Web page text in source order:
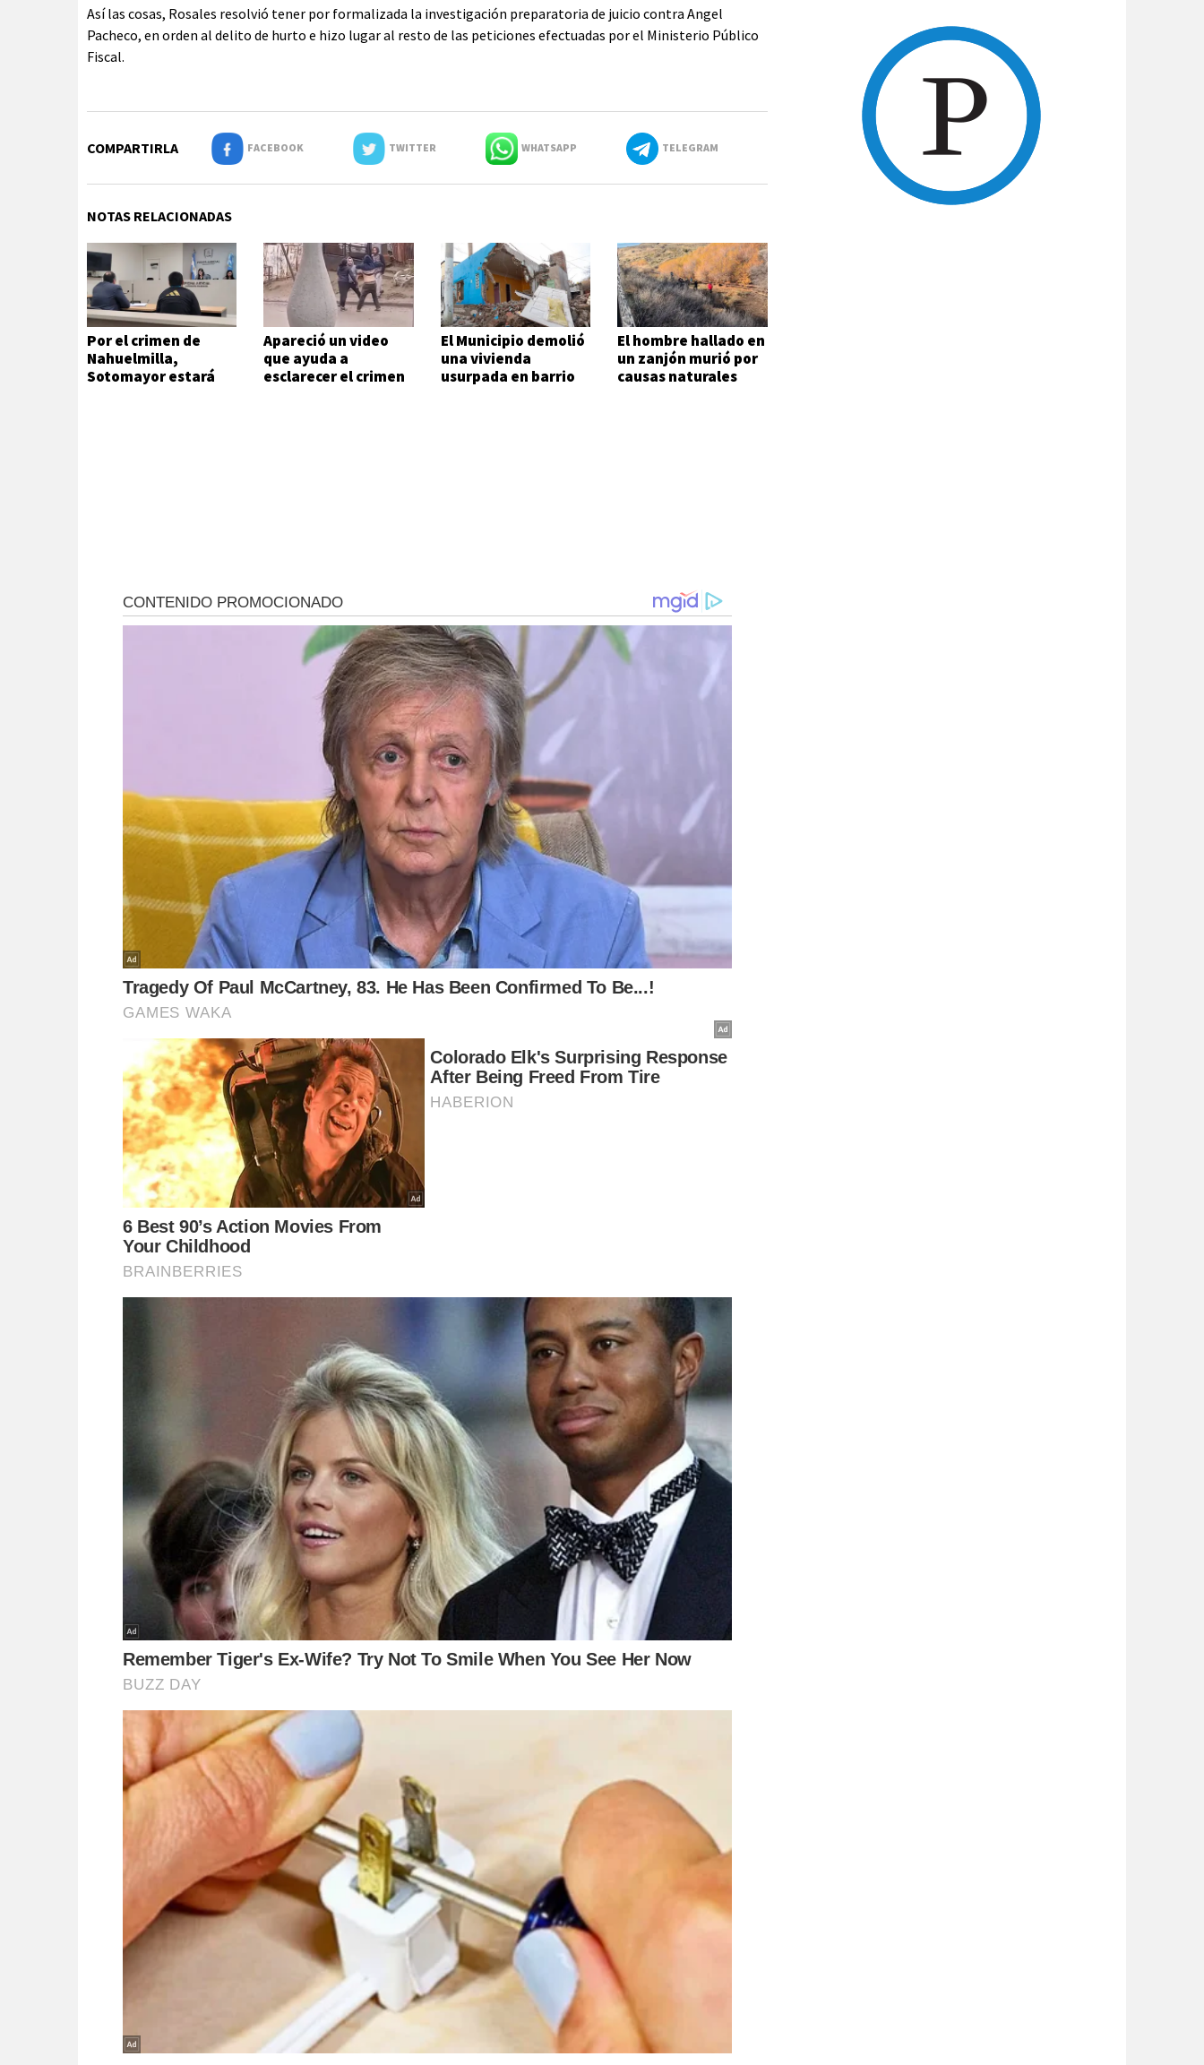
Así las cosas, Rosales resolvió tener por formalizada la investigación preparatoria de juicio contra Angel
Pacheco, en orden al delito de hurto e hizo lugar al resto de las peticiones efectuadas por el Ministerio Público
Fiscal.
COMPARTIRLA FACEBOOK TWITTER WHATSAPP TELEGRAM
NOTAS RELACIONADAS
Por el crimen de
Nahuelmilla,
Sotomayor estará
Apareció un video
que ayuda a
esclarecer el crimen
El Municipio demolió
una vivienda
usurpada en barrio
El hombre hallado en
un zanjón murió por
causas naturales